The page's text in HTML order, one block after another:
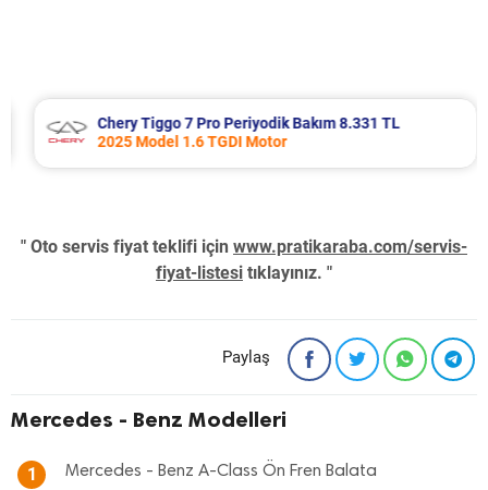
Chery Tiggo 7 Pro Periyodik Bakım 8.331 TL
2025 Model 1.6 TGDI Motor
" Oto servis fiyat teklifi için www.pratikaraba.com/servis-
fiyat-listesi tıklayınız. "
Paylaş
Mercedes - Benz Modelleri
1 Mercedes - Benz A-Class Ön Fren Balata